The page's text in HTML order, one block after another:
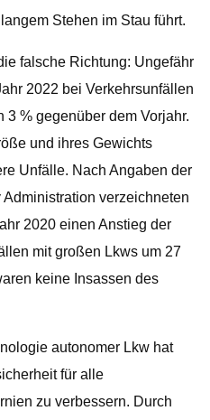
Stehen im Stau führt.
falsche Richtung: Ungefähr
2022 bei Verkehrsunfällen
3 % gegenüber dem Vorjahr.
und ihres Gewichts
Unfälle. Nach Angaben der
verzeichneten
2020 einen Anstieg der
mit großen Lkws um 27
keine Insassen des
autonomer Lkw hat
für alle
zu verbessern. Durch